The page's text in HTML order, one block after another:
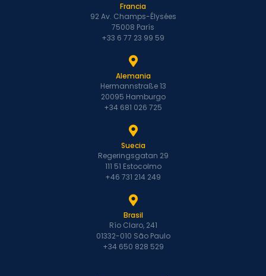
Francia
92 Av. Champs-Élysées
75008 París
+33 6 77 23 99 59
Alemania
Hermannstraße 13
20095 Hamburgo
+34 681 026 725
Suecia
Regeringsgatan 29
111 51 Estocolmo
+46 731 214 249
Brasil
Río Claro, 241
01332-010 São Paulo
+34 650 828 529